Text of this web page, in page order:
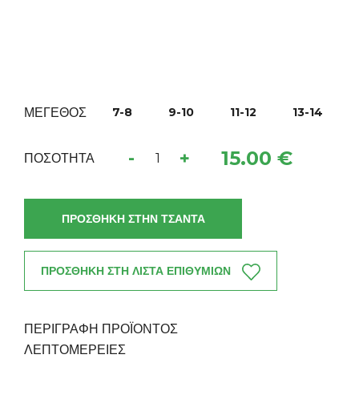
ΜΕΓΕΘΟΣ 7-8 9-10 11-12 13-14
ΠΟΣΟΤΗΤΑ - + 15.00 €
ΠΡΟΣΘΗΚΗ ΣΤΗΝ ΤΣΑΝΤΑ
ΠΡΟΣΘΗΚΗ ΣΤΗ ΛΙΣΤΑ ΕΠΙΘΥΜΙΩΝ
ΠΕΡΙΓΡΑΦΗ ΠΡΟΪΟΝΤΟΣ
ΛΕΠΤΟΜΈΡΕΙΕΣ